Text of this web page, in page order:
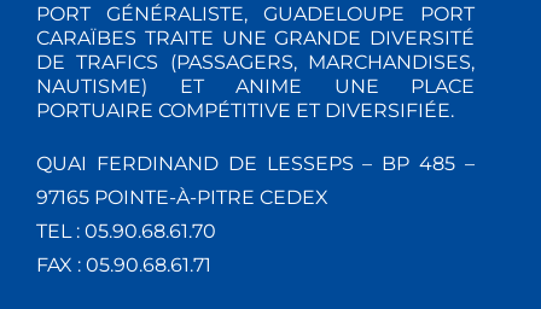
PORT GÉNÉRALISTE, GUADELOUPE PORT
CARAÏBES TRAITE UNE GRANDE DIVERSITÉ
DE TRAFICS (PASSAGERS, MARCHANDISES,
NAUTISME) ET ANIME UNE PLACE
PORTUAIRE COMPÉTITIVE ET DIVERSIFIÉE.
QUAI FERDINAND DE LESSEPS – BP 485 –
97165 POINTE-À-PITRE CEDEX
TEL : 05.90.68.61.70
FAX : 05.90.68.61.71